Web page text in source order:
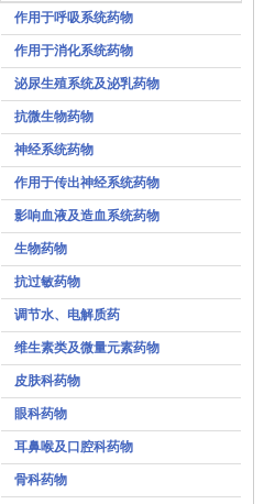
作用于呼吸系统药物
作用于消化系统药物
泌尿生殖系统及泌乳药物
抗微生物药物
神经系统药物
作用于传出神经系统药物
影响血液及造血系统药物
生物药物
抗过敏药物
调节水、电解质药
维生素类及微量元素药物
皮肤科药物
眼科药物
耳鼻喉及口腔科药物
骨科药物